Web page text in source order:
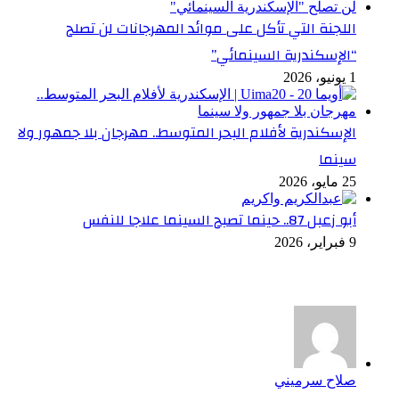
اللجنة التي تأكل على موائد المهرجانات لن تصلح
“الإسكندرية السينمائي”
1 يونيو، 2026
الإسكندرية لأفلام البحر المتوسط.. مهرجان بلا جمهور ولا
سينما
25 مايو، 2026
أبو زعبل 87.. حينما تصبح السينما علاجا للنفس
9 فبراير، 2026
صلاح سرميني